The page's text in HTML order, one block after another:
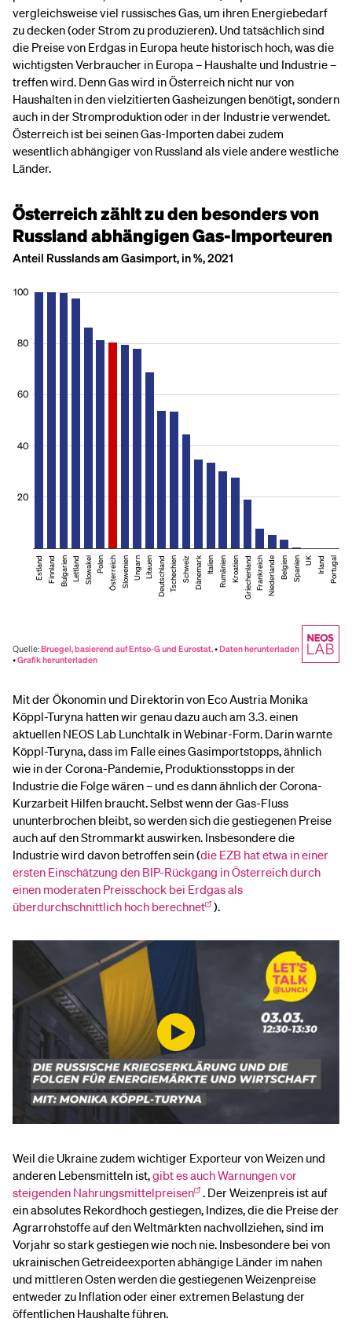
vergleichsweise viel russisches Gas, um ihren Energiebedarf
zu decken (oder Strom zu produzieren). Und tatsächlich sind
die Preise von Erdgas in Europa heute historisch hoch, was die
wichtigsten Verbraucher in Europa – Haushalte und Industrie –
treffen wird. Denn Gas wird in Österreich nicht nur von
Haushalten in den vielzitierten Gasheizungen benötigt, sondern
auch in der Stromproduktion oder in der Industrie verwendet.
Österreich ist bei seinen Gas-Importen dabei zudem
wesentlich abhängiger von Russland als viele andere westliche
Länder.
Mit der Ökonomin und Direktorin von Eco Austria Monika
Köppl-Turyna hatten wir genau dazu auch am 3.3. einen
aktuellen NEOS Lab Lunchtalk in Webinar-Form. Darin warnte
Köppl-Turyna, dass im Falle eines Gasimportstopps, ähnlich
wie in der Corona-Pandemie, Produktionsstopps in der
Industrie die Folge wären – und es dann ähnlich der Corona-
Kurzarbeit Hilfen braucht. Selbst wenn der Gas-Fluss
ununterbrochen bleibt, so werden sich die gestiegenen Preise
auch auf den Strommarkt auswirken. Insbesondere die
Industrie wird davon betroffen sein (die EZB hat etwa in einer
ersten Einschätzung den BIP-Rückgang in Österreich durch
einen moderaten Preisschock bei Erdgas als
überdurchschnittlich hoch berechnet ).
Weil die Ukraine zudem wichtiger Exporteur von Weizen und
anderen Lebensmitteln ist,gibt es auch Warnungen vor
steigenden Nahrungsmittelpreisen . Der Weizenpreis ist auf
ein absolutes Rekordhoch gestiegen, Indizes, die die Preise der
Agrarrohstoffe auf den Weltmärkten nachvollziehen, sind im
Vorjahr so stark gestiegen wie noch nie. Insbesondere bei von
ukrainischen Getreideexporten abhängige Länder im nahen
und mittleren Osten werden die gestiegenen Weizenpreise
entweder zu Inflation oder einer extremen Belastung der
öffentlichen Haushalte führen.